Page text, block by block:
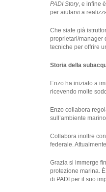
PADI Story, e infine
per aiutarvi a
Che siate già
proprietari/manager
tecniche per offrire
Storia della
Enzo ha iniziato a
ricevendo molte
Enzo collabora
sull’ambiente
Collabora inoltre
federale.
Grazia si immerge
protezione marina.
di PADI per il suo